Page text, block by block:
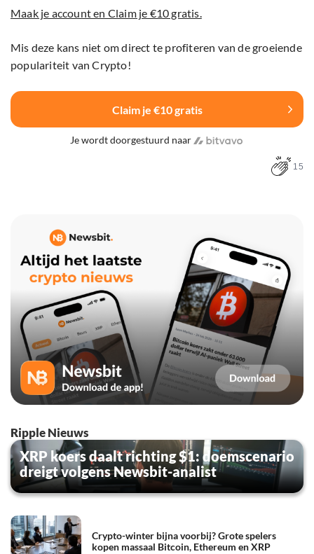
Maak je account en Claim je €10 gratis.
Mis deze kans niet om direct te profiteren van de groeiende
populariteit van Crypto!
Claim je €10 gratis
Je wordt doorgestuurd naar
15
Ripple Nieuws
XRP koers daalt richting $1: doemscenario
dreigt volgens Newsbit-analist
Crypto-winter bijna voorbij? Grote spelers
kopen massaal Bitcoin, Ethereum en XRP